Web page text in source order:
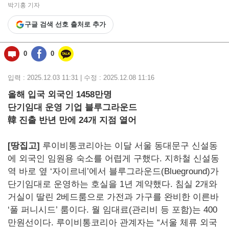
동)
박기홍 기자
구글 검색 선호 출처로 추가
0 0
입력 : 2025.12.03 11:31 | 수정 : 2025.12.08 11:16
올해 입국 외국인 1458만명
단기임대 운영 기업 블루그라운드
韓 진출 반년 만에 24개 지점 열어
[땅집고] 루이비통코리아는 이달 서울 동대문구 신설동
에 외국인 임원용 숙소를 어렵게 구했다. 지하철 신설동
역 바로 옆 ‘자이르네’에서 블루그라운드(Blueground)가
단기임대로 운영하는 호실을 1년 계약했다. 침실 2개와
거실이 딸린 2베드룸으로 가전과 가구를 완비한 이른바
‘풀 퍼니시드’ 룸이다. 월 임대료(관리비 등 포함)는 400
만원선이다. 루이비통코리아 관계자는 “서울 체류 외국